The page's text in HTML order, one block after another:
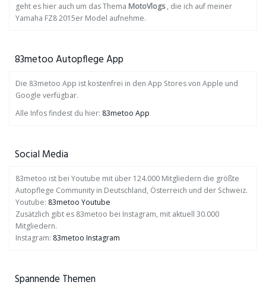
geht es hier auch um das Thema MotoVlogs, die ich auf meiner
Yamaha FZ8 2015er Model aufnehme.
83metoo Autopflege App
Die 83metoo App ist kostenfrei in den App Stores von Apple und
Google verfügbar.
Alle Infos findest du hier: 83metoo App
Social Media
83metoo ist bei Youtube mit über 124.000 Mitgliedern die größte
Autopflege Community in Deutschland, Österreich und der Schweiz.
Youtube: 83metoo Youtube
Zusätzlich gibt es 83metoo bei Instagram, mit aktuell 30.000
Mitgliedern.
Instagram: 83metoo Instagram
Spannende Themen